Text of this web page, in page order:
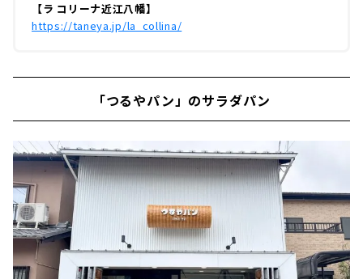
【ラ コリーナ近江八幡】
https://taneya.jp/la_collina/
「つるやパン」のサラダパン